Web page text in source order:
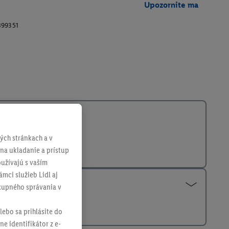
Upozornite ma
stránkach a v
ukladanie a prístup
s vaším
služieb Lidl aj
správania v
sa prihlásite do
identifikátor z e-